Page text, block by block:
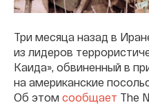
Три месяца назад в
из лидеров
Каида», обвиненный в
на американские
Об этом сообщает The